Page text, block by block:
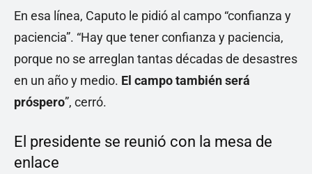
En esa línea, Caputo le pidió al campo “confianza y
paciencia”. “Hay que tener confianza y paciencia,
porque no se arreglan tantas décadas de desastres
en un año y medio. El campo también será
próspero”, cerró.
El presidente se reunió con la mesa de
enlace